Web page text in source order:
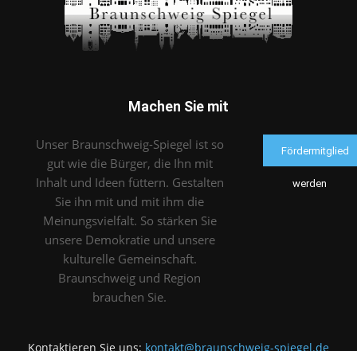
Machen Sie mit
Unser Braunschweig-Spiegel ist so
gut wie die Bürger, die Ihn mit
Inhalt und Ideen füttern. Gestalten
Sie ihn mit und mit ihm die
Meinungsvielfalt. So stärken Sie
unsere Demokratie und unsere
kulturelle Gemeinschaft.
Braunschweig und Region
brauchen Sie.
Fördermitglied
werden
Kontaktieren Sie uns: kontakt@braunschweig-spiegel.de